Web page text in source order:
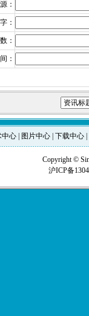
：
：
：
：
中心 图片中心 下载中心
Copyright ©
沪ICP备